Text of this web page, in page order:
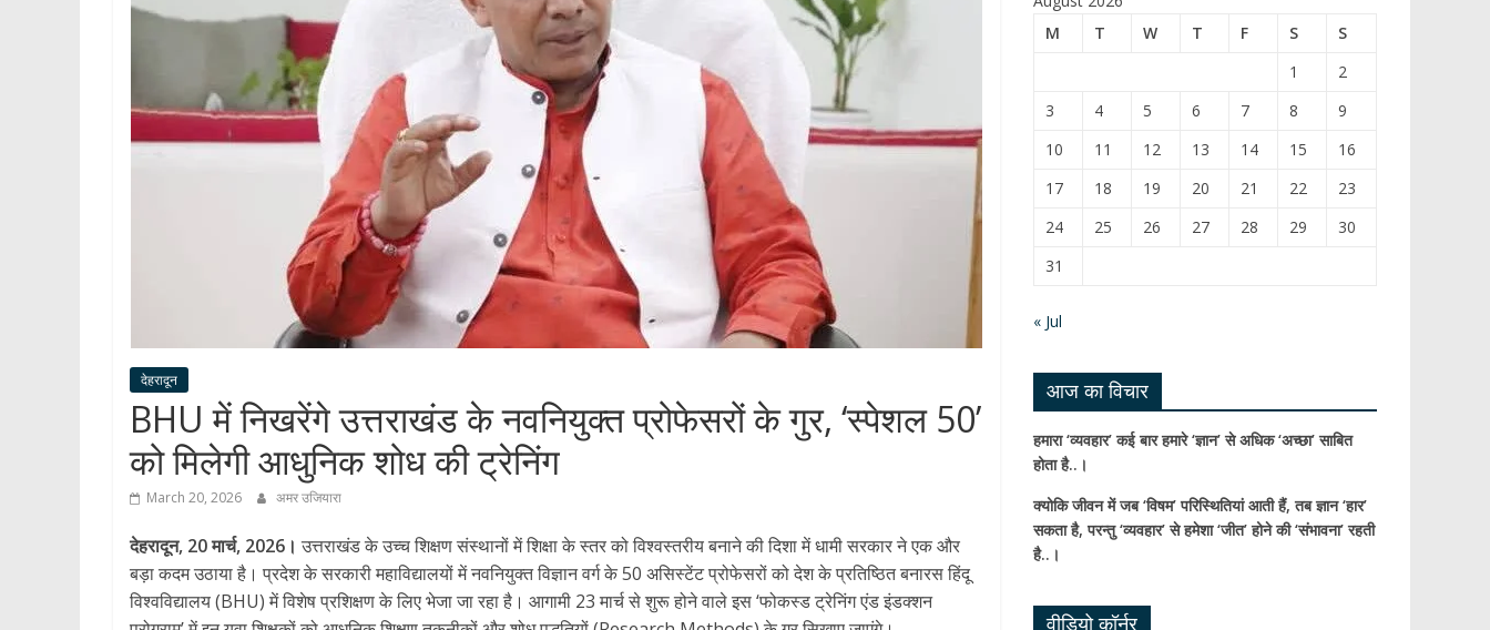
देहरादून
BHU में निखरेंगे उत्तराखंड के नवनियुक्त प्रोफेसरों के गुर, ‘स्पेशल 50’
को मिलेगी आधुनिक शोध की ट्रेनिंग
March 20, 2026 अमर उजियारा
देहरादून, 20 मार्च, 2026।उत्तराखंड के उच्च शिक्षण संस्थानों में शिक्षा के स्तर को विश्वस्तरीय बनाने की दिशा में धामी सरकार ने एक और
बड़ा कदम उठाया है। प्रदेश के सरकारी महाविद्यालयों में नवनियुक्त विज्ञान वर्ग के 50 असिस्टेंट प्रोफेसरों को देश के प्रतिष्ठित बनारस हिंदू
विश्वविद्यालय (BHU) में विशेष प्रशिक्षण के लिए भेजा जा रहा है। आगामी 23 मार्च से शुरू होने वाले इस ‘फोकस्ड ट्रेनिंग एंड इंडक्शन
M
T W T F S
S
1
2
3
4 5 6 7 8
9
10
11 12 13 14 15
16
17
18 19 20 21 22
23
24
25 26 27 28 29
30
31
« Jul
आज का विचार
हमारा ‘व्यवहार’ कई बार हमारे ‘ज्ञान’ से अधिक ‘अच्छा’ साबित
होता है..।
क्योकि जीवन में जब ‘विषम’ परिस्थितियां आती हैं,तब ज्ञान ‘हार’
सकता है,परन्तु ‘व्यवहार’ से हमेशा ‘जीत’ होने की ‘संभावना’ रहती
है..।
वीडियो कॉर्नर